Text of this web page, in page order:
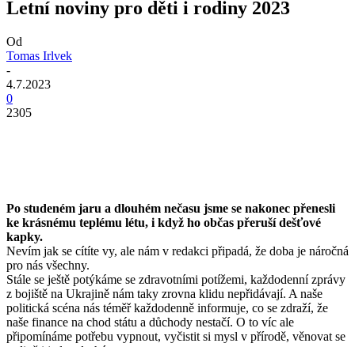
Letní noviny pro děti i rodiny 2023
Od
Tomas Irlvek
-
4.7.2023
0
2305
Po studeném jaru a dlouhém nečasu jsme se nakonec přenesli
ke krásnému teplému létu, i když ho občas přeruší dešťové
kapky.
Nevím jak se cítíte vy, ale nám v redakci připadá, že doba je náročná
pro nás všechny.
Stále se ještě potýkáme se zdravotními potížemi, každodenní zprávy
z bojiště na Ukrajině nám taky zrovna klidu nepřidávají. A naše
politická scéna nás téměř každodenně informuje, co se zdraží, že
naše finance na chod státu a důchody nestačí. O to víc ale
připomínáme potřebu vypnout, vyčistit si mysl v přírodě, věnovat se